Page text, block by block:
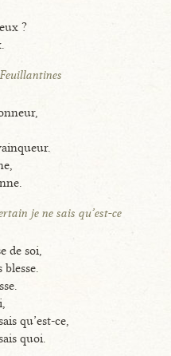
?
Feuillantines
je ne sais qu’est-ce
de soi,
qu’est-ce,
quoi.